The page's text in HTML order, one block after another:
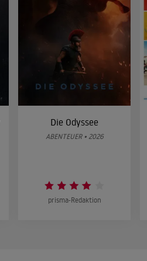
Die Odyssee
ABENTEUER • 2026
prisma-Redaktion